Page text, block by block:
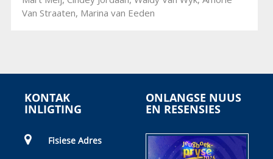
Van Straaten, Marina van Eeden
KONTAK
INLIGTING
Fisiese Adres
ONLANGSE NUUS
EN RESENSIES